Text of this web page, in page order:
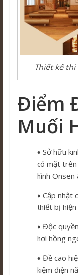
Thiết kế
Điểm
Muối
♦ Sở hữu
có mặt
hình Onsen
♦ Cập nhật
thiết bị hiện
♦ Độc
hơi hồng
♦ Đề cao
kiệm điện